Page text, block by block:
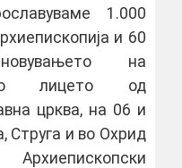
1.000
и 60
на
во лицето од
црква, на 06 и
Струга и во Охрид